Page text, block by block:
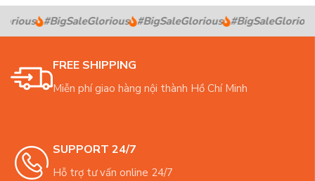
#BigSaleGlorious #BigSaleGlorious #BigSaleGlorious
FREE SHIPPING
Miễn phí giao hàng nội thành Hồ Chí Minh
SUPPORT 24/7
Hỗ trợ tư vấn online 24/7